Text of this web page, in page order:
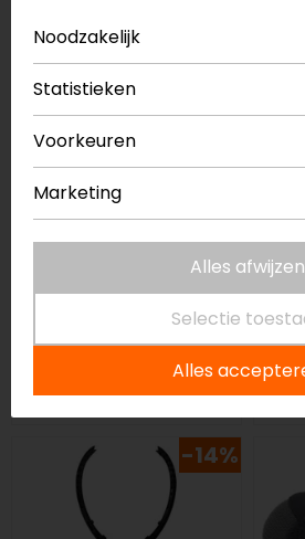
-5%
AGV LEGENDS HELMET
55,0051,99
AGV
-14%
Noodzakelijk
Statistieken
Voorkeuren
Marketing
Alles afwijzen
Selectie
Alles